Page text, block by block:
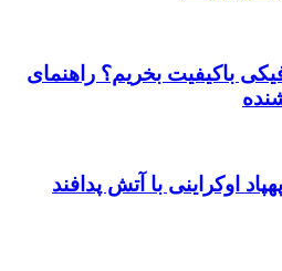
باکیفیت بخریم؟ راهنمای
ساقط شدن ۴۸۳۰ پهپاد اوکراینی با آتش پدافند